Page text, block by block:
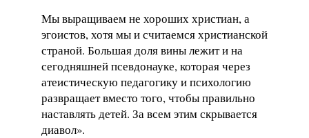
Мы выращиваем не хороших христиан, а
эгоистов, хотя мы и считаемся христианской
страной. Большая доля вины лежит и на
сегодняшней псевдонауке, которая через
атеистическую педагогику и психологию
развращает вместо того, чтобы правильно
наставлять детей. За всем этим скрывается
диавол».